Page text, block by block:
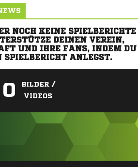
NOCH KEINE SPIELBERICHTE
DEINEN VEREIN,
UND IHRE FANS, INDEM DU
SPIELBERICHT ANLEGST.
0
BILDER /
VIDEOS